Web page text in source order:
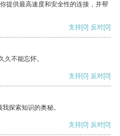
提供最高速度和安全性的连接，并帮
支持[0] 反对[0]
久不能忘怀。
支持[0] 反对[0]
探索知识的奥秘。
支持[0] 反对[0]